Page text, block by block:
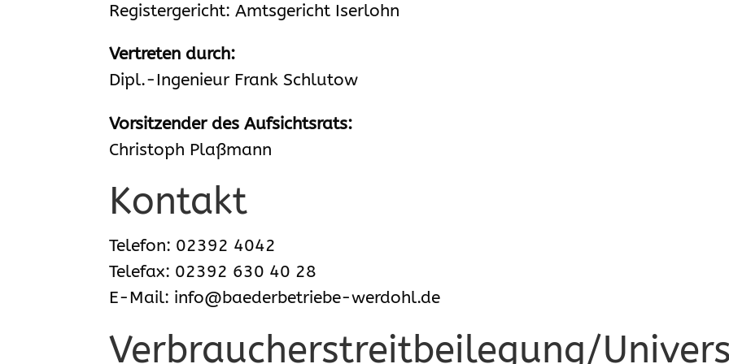
Registergericht: Amtsgericht Iserlohn
Vertreten durch:
Dipl.-Ingenieur Frank Schlutow
Vorsitzender des Aufsichtsrats:
Christoph Plaßmann
Kontakt
Telefon: 02392 4042
Telefax: 02392 630 40 28
E-Mail: info@baederbetriebe-werdohl.de
Verbraucher­streit­beilegung/